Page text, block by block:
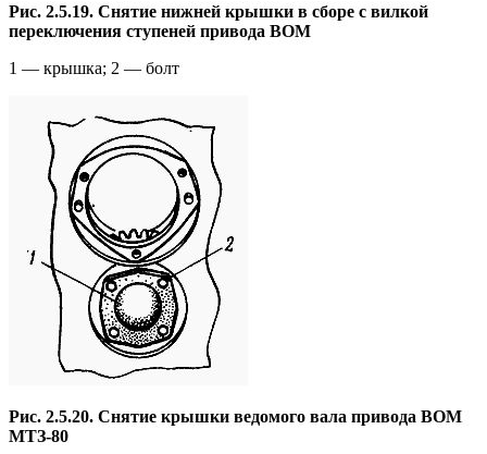
Рис. 2.5.19. Снятие нижней крышки в сборе с вилкой
переключения ступеней привода ВОМ
1 — крышка; 2 — болт
Рис. 2.5.20. Снятие крышки ведомого вала привода ВОМ
МТЗ-80